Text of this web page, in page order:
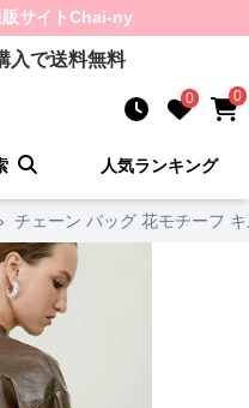
サイトChai-ny
入で送料無料
0 0
人気ランキング
› チェーン バッグ 花モチーフ